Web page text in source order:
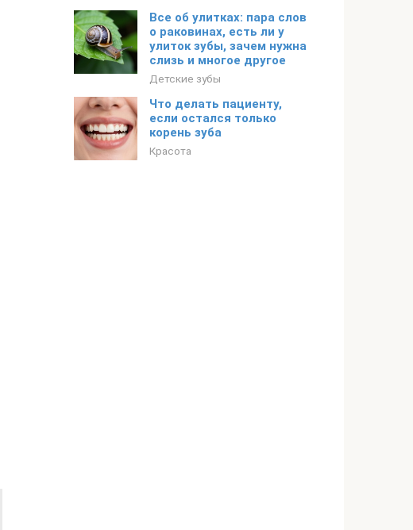
Все об улитках: пара слов
о раковинах, есть ли у
улиток зубы, зачем нужна
слизь и многое другое
Детские зубы
Что делать пациенту,
если остался только
корень зуба
Красота